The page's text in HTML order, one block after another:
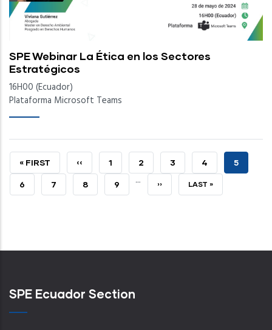
SPE Webinar La Ética en los Sectores
Estratégicos
16H00 (Ecuador)
Plataforma Microsoft Teams
PRIMERA
PÁGINA
« FIRST
PÁGINA
ANTERIOR
‹‹ PAGE
1 PAGE
2 PAGE
3 PAGE
4 5
PAGE
6 PAGE
7 PAGE
8 PAGE
9 … PÁGINA
›› ÚLTIMA
LAST »
SPE Ecuador Section